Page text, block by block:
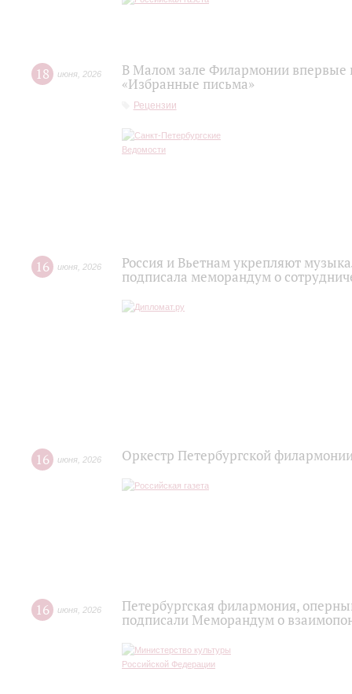
18 июня 2026
В Малом зале Филармонии впервые
«Избранные письма»
Рецензии
16 июня 2026
Россия и Вьетнам укрепляют
подписала меморандум о
16 июня 2026 Оркестр Петербургской
16 июня 2026
Петербургская филармония,
подписали Меморандум о